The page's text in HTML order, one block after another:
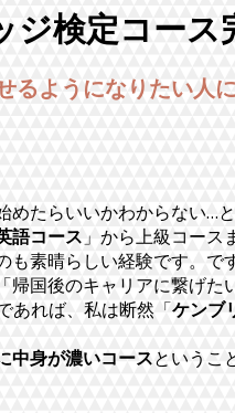
検定コース
るようになりたい人に
めたらいいかわからない…
語コース 」から上級コース
素晴らしい経験です。で
国後のキャリアに繋げた
あれば、私は断然「ケンブ
中身が濃いコースというこ